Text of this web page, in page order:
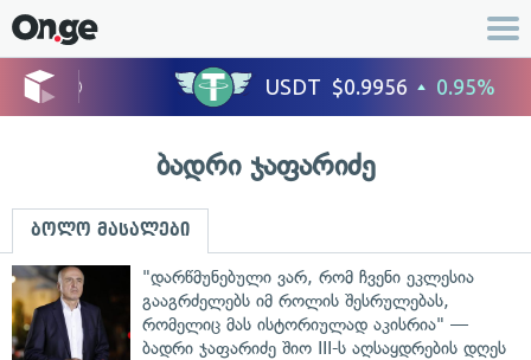
ბადრი ჯაფარიძე
ბოლო მასალები
"დარწმუნებული ვარ, რომ ჩვენი ეკლესია
გააგრძელებს იმ როლის შესრულებას,
რომელიც მას ისტორიულად აკისრია" —
ბადრი ჯაფარიძე შიო III-ს აღსაყდრების დღეს